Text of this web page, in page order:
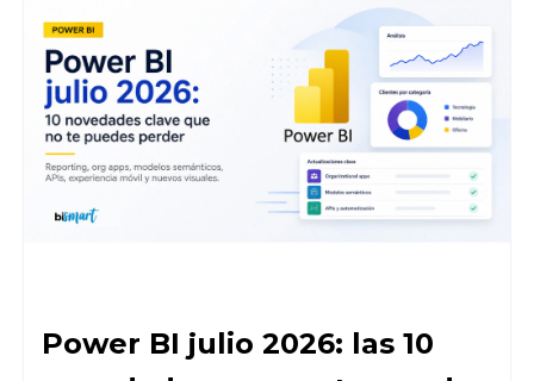
Power BI julio 2026: las 10